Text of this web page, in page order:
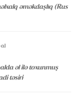
əməkdaşlıq (Rus
əl ilə toxunmuş
təsiri